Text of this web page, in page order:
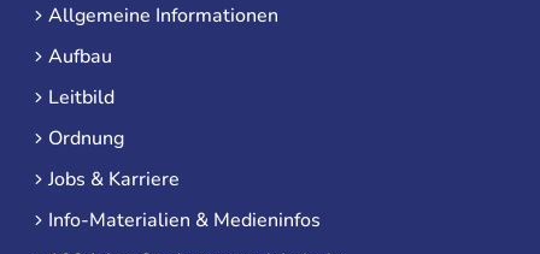
Allgemeine Informationen
Aufbau
Leitbild
Ordnung
Jobs & Karriere
Info-Materialien & Medieninfos